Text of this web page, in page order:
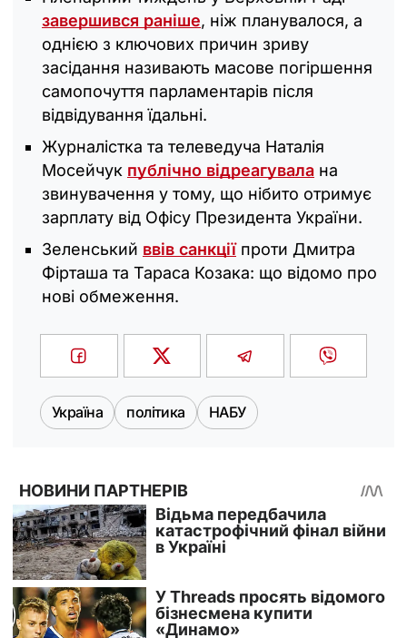
завершився раніше, ніж планувалося, а
однією з ключових причин зриву
засідання називають масове погіршення
самопочуття парламентарів після
відвідування їдальні.
Журналістка та телеведуча Наталія
Мосейчук публічно відреагувала на
звинувачення у тому, що нібито отримує
зарплату від Офісу Президента України.
Зеленський ввів санкціїпроти Дмитра
Фірташа та Тараса Козака: що відомо про
нові обмеження.
Україна політика НАБУ